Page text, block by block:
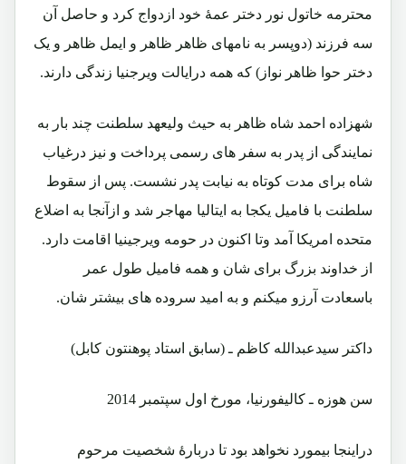
محترمه خاتول نور دختر عمۀ خود ازدواج کرد و حاصل آن
سه فرزند (دوپسر به نامهای ظاهر ظاهر و ایمل ظاهر و یک
دختر حوا ظاهر نواز) که همه درایالت ویرجنیا زندگی دارند.
شهزاده احمد شاه ظاهر به حیث ولیعهد سلطنت چند بار به
نمایندگی از پدر به سفر های رسمی پرداخت و نیز درغیاب
شاه برای مدت کوتاه به نیابت پدر نشست. پس از سقوط
سلطنت با فامیل یکجا به ایتالیا مهاجر شد و ازآنجا به اضلاع
متحده امریکا آمد وتا اکنون در حومه ویرجینیا اقامت دارد.
از خداوند بزرگ برای شان و همه فامیل طول عمر
باسعادت آرزو میکنم و به امید سروده های بیشتر شان.
داکتر سیدعبدالله کاظم ـ (سابق استاد پوهنتون کابل)
سن هوزه ـ کالیفورنیا، مورخ اول سپتمبر 2014
دراینجا بیمورد نخواهد بود تا دربارۀ شخصیت مرحوم